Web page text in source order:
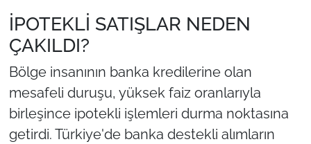
İPOTEKLİ SATIŞLAR NEDEN
ÇAKILDI?
Bölge insanının banka kredilerine olan
mesafeli duruşu, yüksek faiz oranlarıyla
birleşince ipotekli işlemleri durma noktasına
getirdi. Türkiye'de banka destekli alımların